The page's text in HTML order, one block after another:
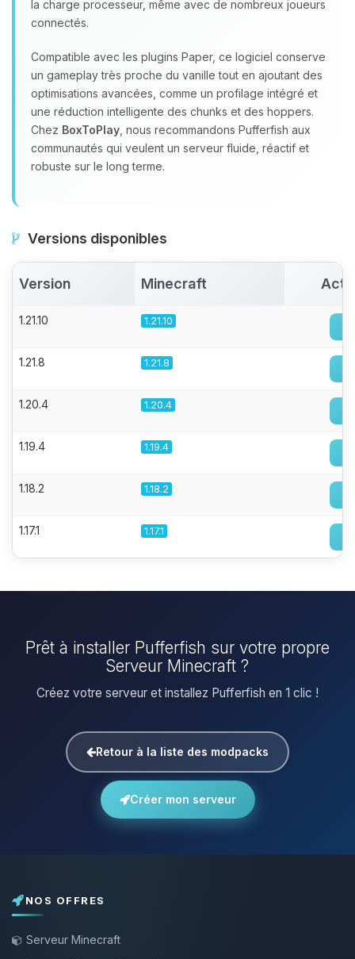
la charge processeur, même avec de nombreux joueurs
connectés.
Compatible avec les plugins Paper, ce logiciel conserve
un gameplay très proche du vanille tout en ajoutant des
optimisations avancées, comme un profilage intégré et
une réduction intelligente des chunks et des hoppers.
Chez BoxToPlay , nous recommandons Pufferfish aux
communautés qui veulent un serveur fluide, réactif et
robuste sur le long terme.
Versions disponibles
Version Minecraft
1.21.10 1.21.10
1.21.8 1.21.8
1.20.4 1.20.4
1.19.4 1.19.4
1.18.2 1.18.2
1.17.1 1.17.1
Prêt à installer Pufferfish sur votre propre
Serveur Minecraft ?
Créez votre serveur et installez Pufferfish en 1 clic !
Retour à la liste des modpacks
Créer mon serveur
NOS OFFRES
Serveur Minecraft